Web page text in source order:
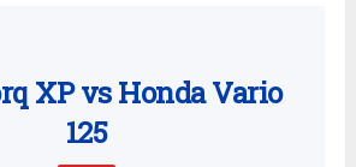
XP vs Honda Vario
125